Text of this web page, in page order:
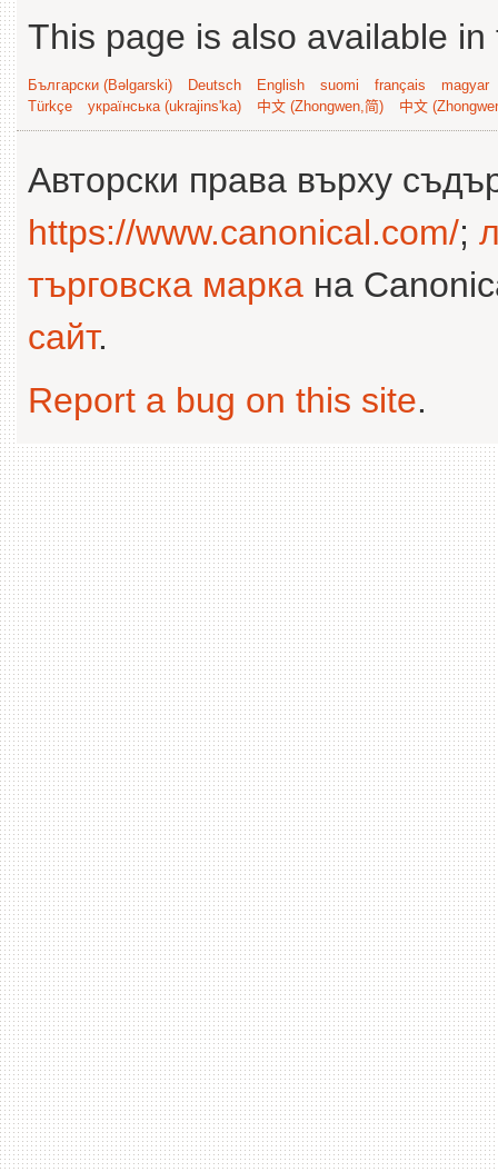
This page is also available
Български (Bəlgarski) Deutsch English suomi français
magyar
Türkçe
українська (ukrajins'ka) 中文 (Zhongwen,简) 中文
Авторски права върху
https://www.canonical.com/;
търговска марка на
сайт.
Report a bug on this site.